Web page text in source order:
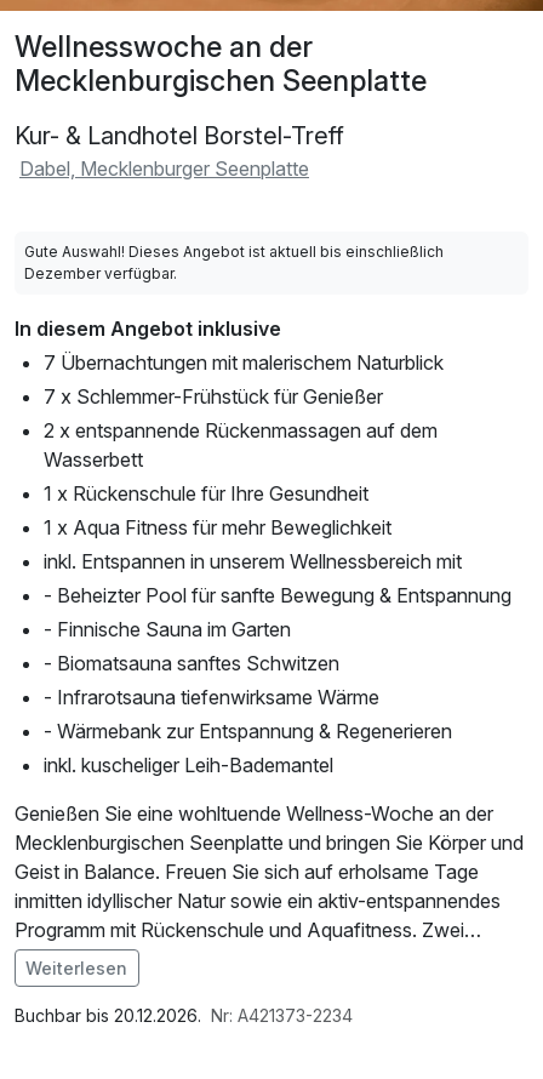
Wellnesswoche an der
Mecklenburgischen Seenplatte
Kur- & Landhotel Borstel-Treff
Dabel, Mecklenburger Seenplatte
Gute Auswahl! Dieses Angebot ist aktuell bis einschließlich
Dezember verfügbar.
In diesem Angebot inklusive
7 Übernachtungen mit malerischem Naturblick
7 x Schlemmer-Frühstück für Genießer
2 x entspannende Rückenmassagen auf dem
Wasserbett
1 x Rückenschule für Ihre Gesundheit
1 x Aqua Fitness für mehr Beweglichkeit
inkl. Entspannen in unserem Wellnessbereich mit
- Beheizter Pool für sanfte Bewegung & Entspannung
- Finnische Sauna im Garten
- Biomatsauna sanftes Schwitzen
- Infrarotsauna tiefenwirksame Wärme
- Wärmebank zur Entspannung & Regenerieren
inkl. kuscheliger Leih-Bademantel
Genießen Sie eine wohltuende Wellness-Woche an der
Mecklenburgischen Seenplatte und bringen Sie Körper und
Geist in Balance. Freuen Sie sich auf erholsame Tage
inmitten idyllischer Natur sowie ein aktiv-entspannendes
Programm mit Rückenschule und Aquafitness. Zwei
Rückenmassagen auf dem Wasserbett rundet Ihre Auszeit
perfekt ab und sorgt für neue Energie und spürbare
Entspannung.
Im Angebot enthalten
1 Flasche Mineralwasser, Parkplatz, Nutzung des
Weiterlesen
Buchbar bis 20.12.2026. Nr: A421373-2234